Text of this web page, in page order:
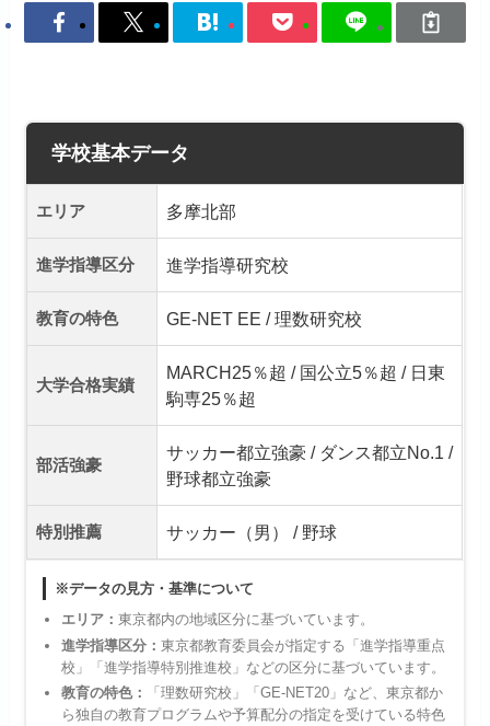
学校基本データ
エリア 多摩北部
進学指導区分 進学指導研究校
教育の特色 GE-NET EE / 理数研究校
大学合格実績
MARCH25％超 / 国公立5％超 / 日東
駒専25％超
部活強豪
サッカー都立強豪 / ダンス都立No.1 /
野球都立強豪
特別推薦 サッカー（男） / 野球
※データの見方・基準について
エリア： 東京都内の地域区分に基づいています。
進学指導区分： 東京都教育委員会が指定する「進学指導重点
校」「進学指導特別推進校」などの区分に基づいています。
教育の特色：
「理数研究校」「GE-NET20」など、東京都か
ら独自の教育プログラムや予算配分の指定を受けている特色